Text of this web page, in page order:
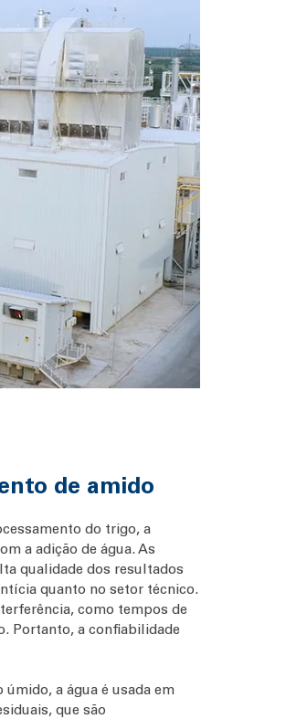
de amido
do trigo, a
a adição de água. As
qualidade dos resultados
quanto no setor técnico.
como tempos de
Portanto, a confiabilidade
a água é usada em
que são